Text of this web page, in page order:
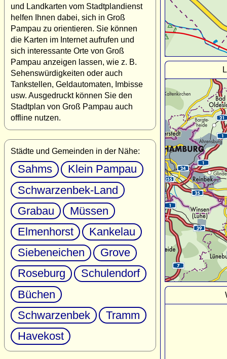
und Landkarten vom Stadtplandienst
helfen Ihnen dabei, sich in Groß
Pampau zu orientieren. Sie können
die Karten im Internet aufrufen und
sich interessante Orte von Groß
Pampau anzeigen lassen, wie z. B.
Sehenswürdigkeiten oder auch
Tankstellen, Geldautomaten, Imbisse
usw. Ausgedruckt können Sie den
Stadtplan von Groß Pampau auch
offline nutzen.
Städte und Gemeinden in der Nähe:
Sahms
Klein Pampau
Schwarzenbek-Land
Grabau
Müssen
Elmenhorst
Kankelau
Siebeneichen
Grove
Roseburg
Schulendorf
Büchen
Schwarzenbek
Tramm
Havekost